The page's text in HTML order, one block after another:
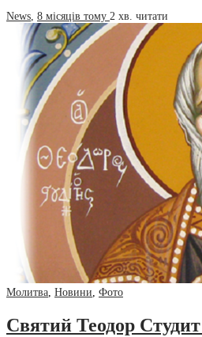
News 8 місяців тому 2 хв. читати
Молитва Новини Фото
Святий Теодор